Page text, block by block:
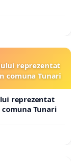
reprezentat
comuna Tunari
reprezentat
Tunari